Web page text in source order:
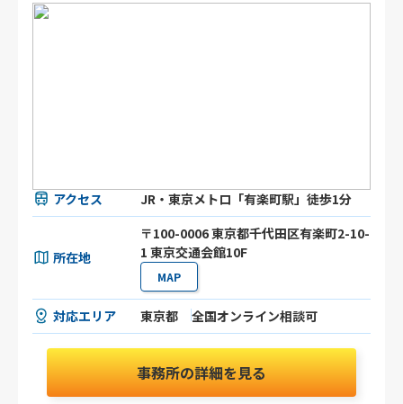
アクセス JR・東京メトロ「有楽町駅」徒歩1分
所在地
〒100-0006 東京都千代田区有楽町2-10-
1 東京交通会館10F
MAP
対応エリア 東京都 全国オンライン相談可
事務所の詳細を見る